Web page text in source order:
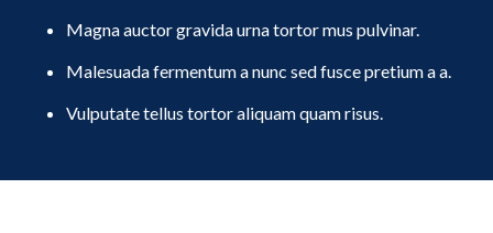
Magna auctor gravida urna tortor mus pulvinar.
Malesuada fermentum a nunc sed fusce pretium a a.
Vulputate tellus tortor aliquam quam risus.